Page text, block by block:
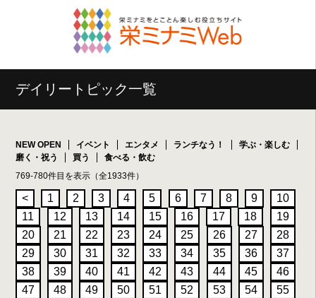
デイリートピック一覧
NEW OPEN イベント エンタメ ランチなう！
学ぶ・楽しむ
磨く・祝う
買う
食べる・飲む
769-780件目を表示（全1933件）
< 1 2 3 4 5 6 7 8 9
10
11
12 13 14 15 16 17 18
19
20
21 22 23 24 25 26 27
28
29
30 31 32 33 34 35 36
37
38
39 40 41 42 43 44 45
46
47
48 49 50 51 52 53 54
55